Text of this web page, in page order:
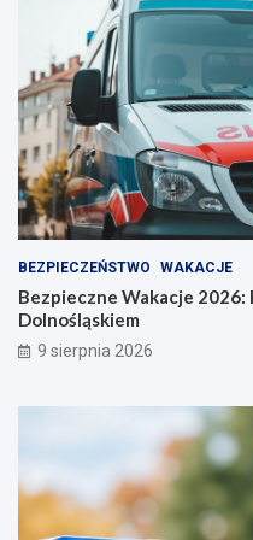
ś
ć
BEZPIECZEŃSTWO WAKACJE
Bezpieczne Wakacje 2026:
Dolnośląskiem
9 sierpnia 2026